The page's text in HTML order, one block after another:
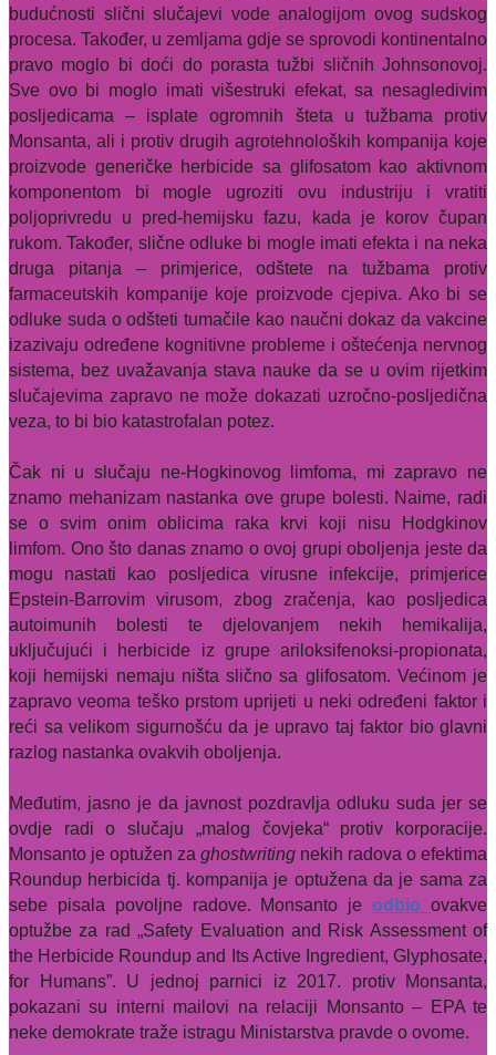
budućnosti slični slučajevi vode analogijom ovog sudskog
procesa. Također, u zemljama gdje se sprovodi kontinentalno
pravo moglo bi doći do porasta tužbi sličnih Johnsonovoj.
Sve ovo bi moglo imati višestruki efekat, sa nesagledivim
posljedicama – isplate ogromnih šteta u tužbama protiv
Monsanta, ali i protiv drugih agrotehnoloških kompanija koje
proizvode generičke herbicide sa glifosatom kao aktivnom
komponentom bi mogle ugroziti ovu industriju i vratiti
poljoprivredu u pred-hemijsku fazu, kada je korov čupan
rukom. Također, slične odluke bi mogle imati efekta i na neka
druga pitanja – primjerice, odštete na tužbama protiv
farmaceutskih kompanije koje proizvode cjepiva. Ako bi se
odluke suda o odšteti tumačile kao naučni dokaz da vakcine
izazivaju određene kognitivne probleme i oštećenja nervnog
sistema, bez uvažavanja stava nauke da se u ovim rijetkim
slučajevima zapravo ne može dokazati uzročno-posljedična
veza, to bi bio katastrofalan potez.
Čak ni u slučaju ne-Hogkinovog limfoma, mi zapravo ne
znamo mehanizam nastanka ove grupe bolesti. Naime, radi
se o svim onim oblicima raka krvi koji nisu Hodgkinov
limfom. Ono što danas znamo o ovoj grupi oboljenja jeste da
mogu nastati kao posljedica virusne infekcije, primjerice
Epstein-Barrovim virusom, zbog zračenja, kao posljedica
autoimunih bolesti te djelovanjem nekih hemikalija,
uključujući i herbicide iz grupe ariloksifenoksi-propionata,
koji hemijski nemaju ništa slično sa glifosatom. Većinom je
zapravo veoma teško prstom uprijeti u neki određeni faktor i
reći sa velikom sigurnošću da je upravo taj faktor bio glavni
razlog nastanka ovakvih oboljenja.
Međutim, jasno je da javnost pozdravlja odluku suda jer se
ovdje radi o slučaju „malog čovjeka“ protiv korporacije.
Monsanto je optužen za ghostwriting nekih radova o efektima
Roundup herbicida tj. kompanija je optužena da je sama za
sebe pisala povoljne radove. Monsanto jeodbio ovakve
optužbe za rad „Safety Evaluation and Risk Assessment of
the Herbicide Roundup and Its Active Ingredient, Glyphosate,
for Humans”. U jednoj parnici iz 2017. protiv Monsanta,
pokazani su interni mailovi na relaciji Monsanto – EPA te
neke demokrate traže istragu Ministarstva pravde o ovome.